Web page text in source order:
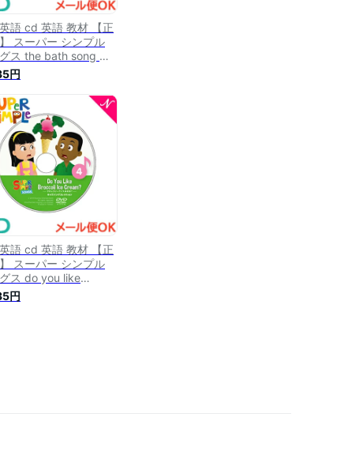
語 cd 英語 教材 【正
スーパー シンプル
ス the bath song お
うた CD super
songs キッズソング
ション 知育教材 英語
す楽対応
円
語 cd 英語 教材 【正
スーパー シンプル
ス do you like
ice cream? ブロッ
アイスは好き？ CD
円